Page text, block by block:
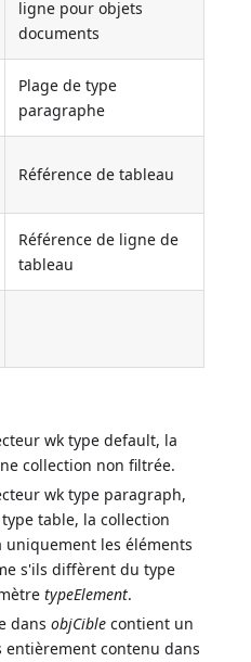
ligne pour objets
documents
Plage de type
paragraphe
Référence de tableau
Référence de ligne de
tableau
wk type default, la
collection non filtrée.
wk type paragraph,
table, la collection
les éléments
s'ils diffèrent du type
typeElement.
dansobjCible contient un
entièrement contenu dans